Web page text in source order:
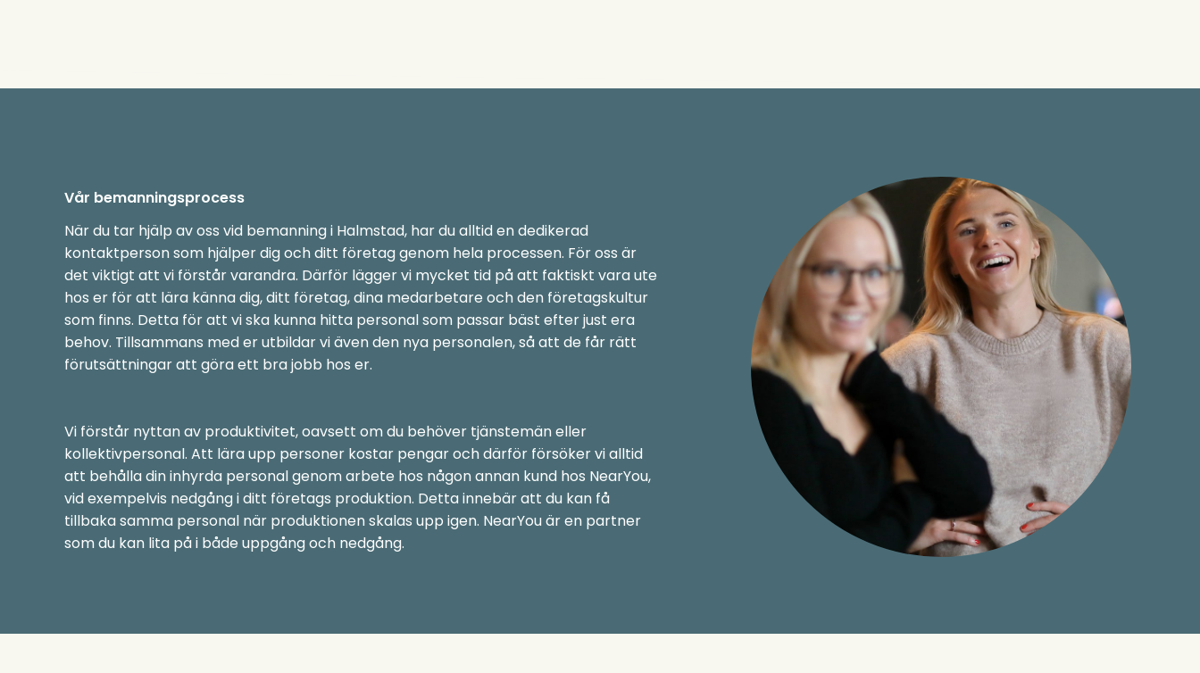
Vår bemanningsprocess
När du tar hjälp av oss vid bemanning i Halmstad, har du alltid en dedikerad
kontaktperson som hjälper dig och ditt företag genom hela processen. För oss är
det viktigt att vi förstår varandra. Därför lägger vi mycket tid på att faktiskt vara ute
hos er för att lära känna dig, ditt företag, dina medarbetare och den företagskultur
som finns. Detta för att vi ska kunna hitta personal som passar bäst efter just era
behov. Tillsammans med er utbildar vi även den nya personalen, så att de får rätt
förutsättningar att göra ett bra jobb hos er.
Vi förstår nyttan av produktivitet, oavsett om du behöver tjänstemän eller
kollektivpersonal. Att lära upp personer kostar pengar och därför försöker vi alltid
att behålla din inhyrda personal genom arbete hos någon annan kund hos NearYou,
vid exempelvis nedgång i ditt företags produktion. Detta innebär att du kan få
tillbaka samma personal när produktionen skalas upp igen. NearYou är en partner
som du kan lita på i både uppgång och nedgång.